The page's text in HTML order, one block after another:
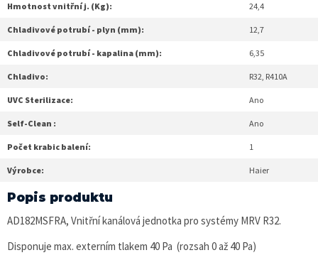
Hmotnost vnitřní j. (Kg): 24,4
Chladivové potrubí - plyn (mm): 12,7
Chladivové potrubí - kapalina (mm): 6,35
Chladivo: R32, R410A
UVC Sterilizace: Ano
Self-Clean : Ano
Počet krabic balení: 1
Výrobce: Haier
Popis produktu
AD182MSFRA, Vnitřní kanálová jednotka pro systémy MRV R32.
Disponuje max. externím tlakem 40 Pa (rozsah 0 až 40 Pa)